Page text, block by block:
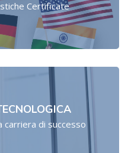
Certificate
carriera di successo